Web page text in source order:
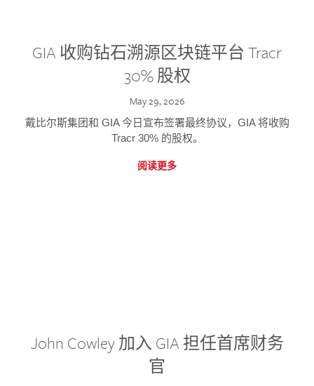
GIA 收购钻石溯源区块链平台 Tracr
30% 股权
May 29, 2026
戴比尔斯集团和 GIA 今日宣布签署最终协议，GIA 将收购
Tracr 30% 的股权。
阅读更多
John Cowley 加入 GIA 担任首席财务
官